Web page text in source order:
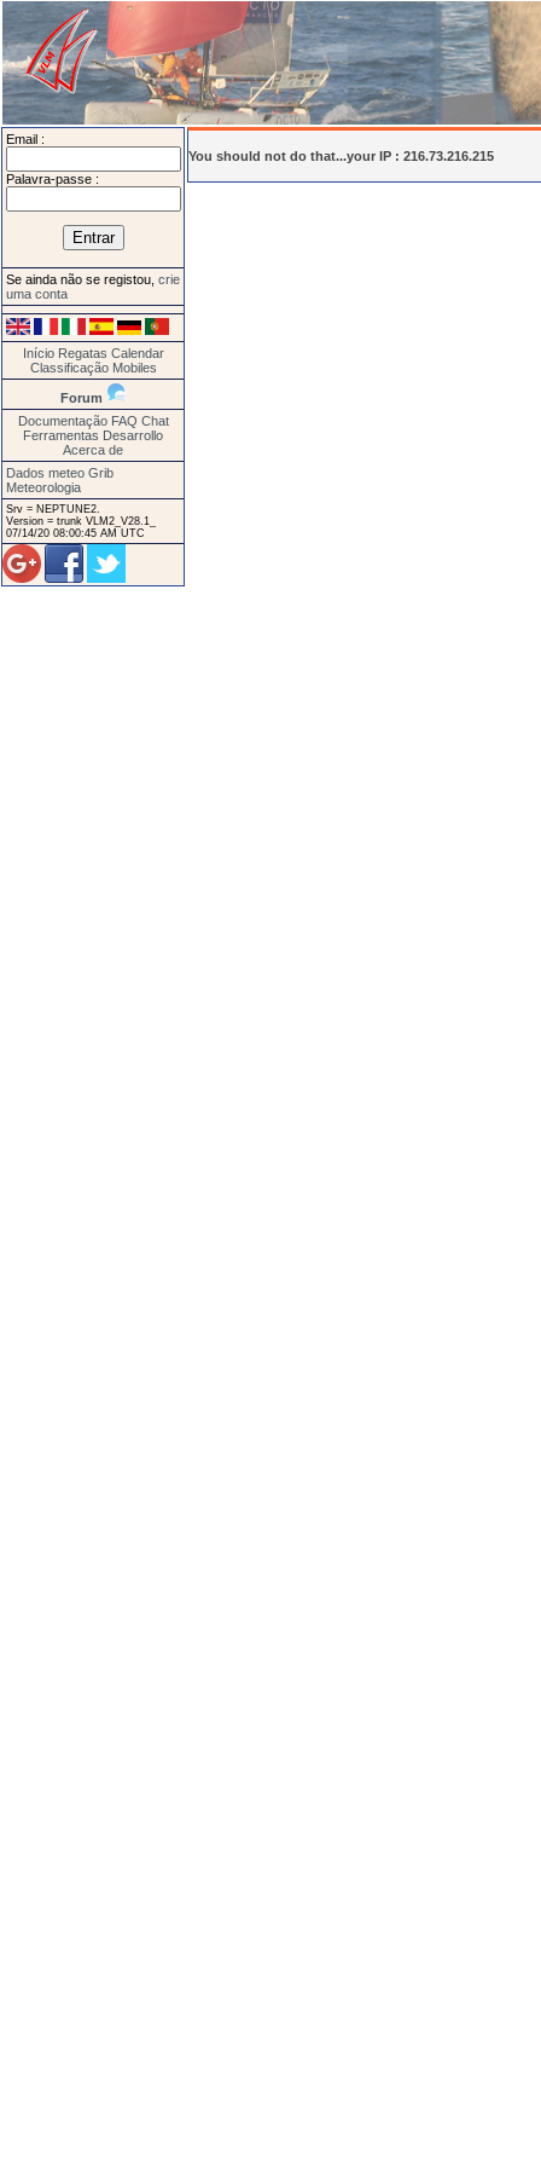
Email :
Palavra-passe :
Se ainda não se registou, crie
uma conta
Início Regatas Calendar
Classificação Mobiles
Forum
Documentação FAQ Chat
Ferramentas Desarrollo
Acerca de
Dados meteo Grib
Meteorologia
Srv = NEPTUNE2.
Version = trunk VLM2_V28.1_
07/14/20 08:00:45 AM UTC
You should not do that...your IP : 216.73.216.215